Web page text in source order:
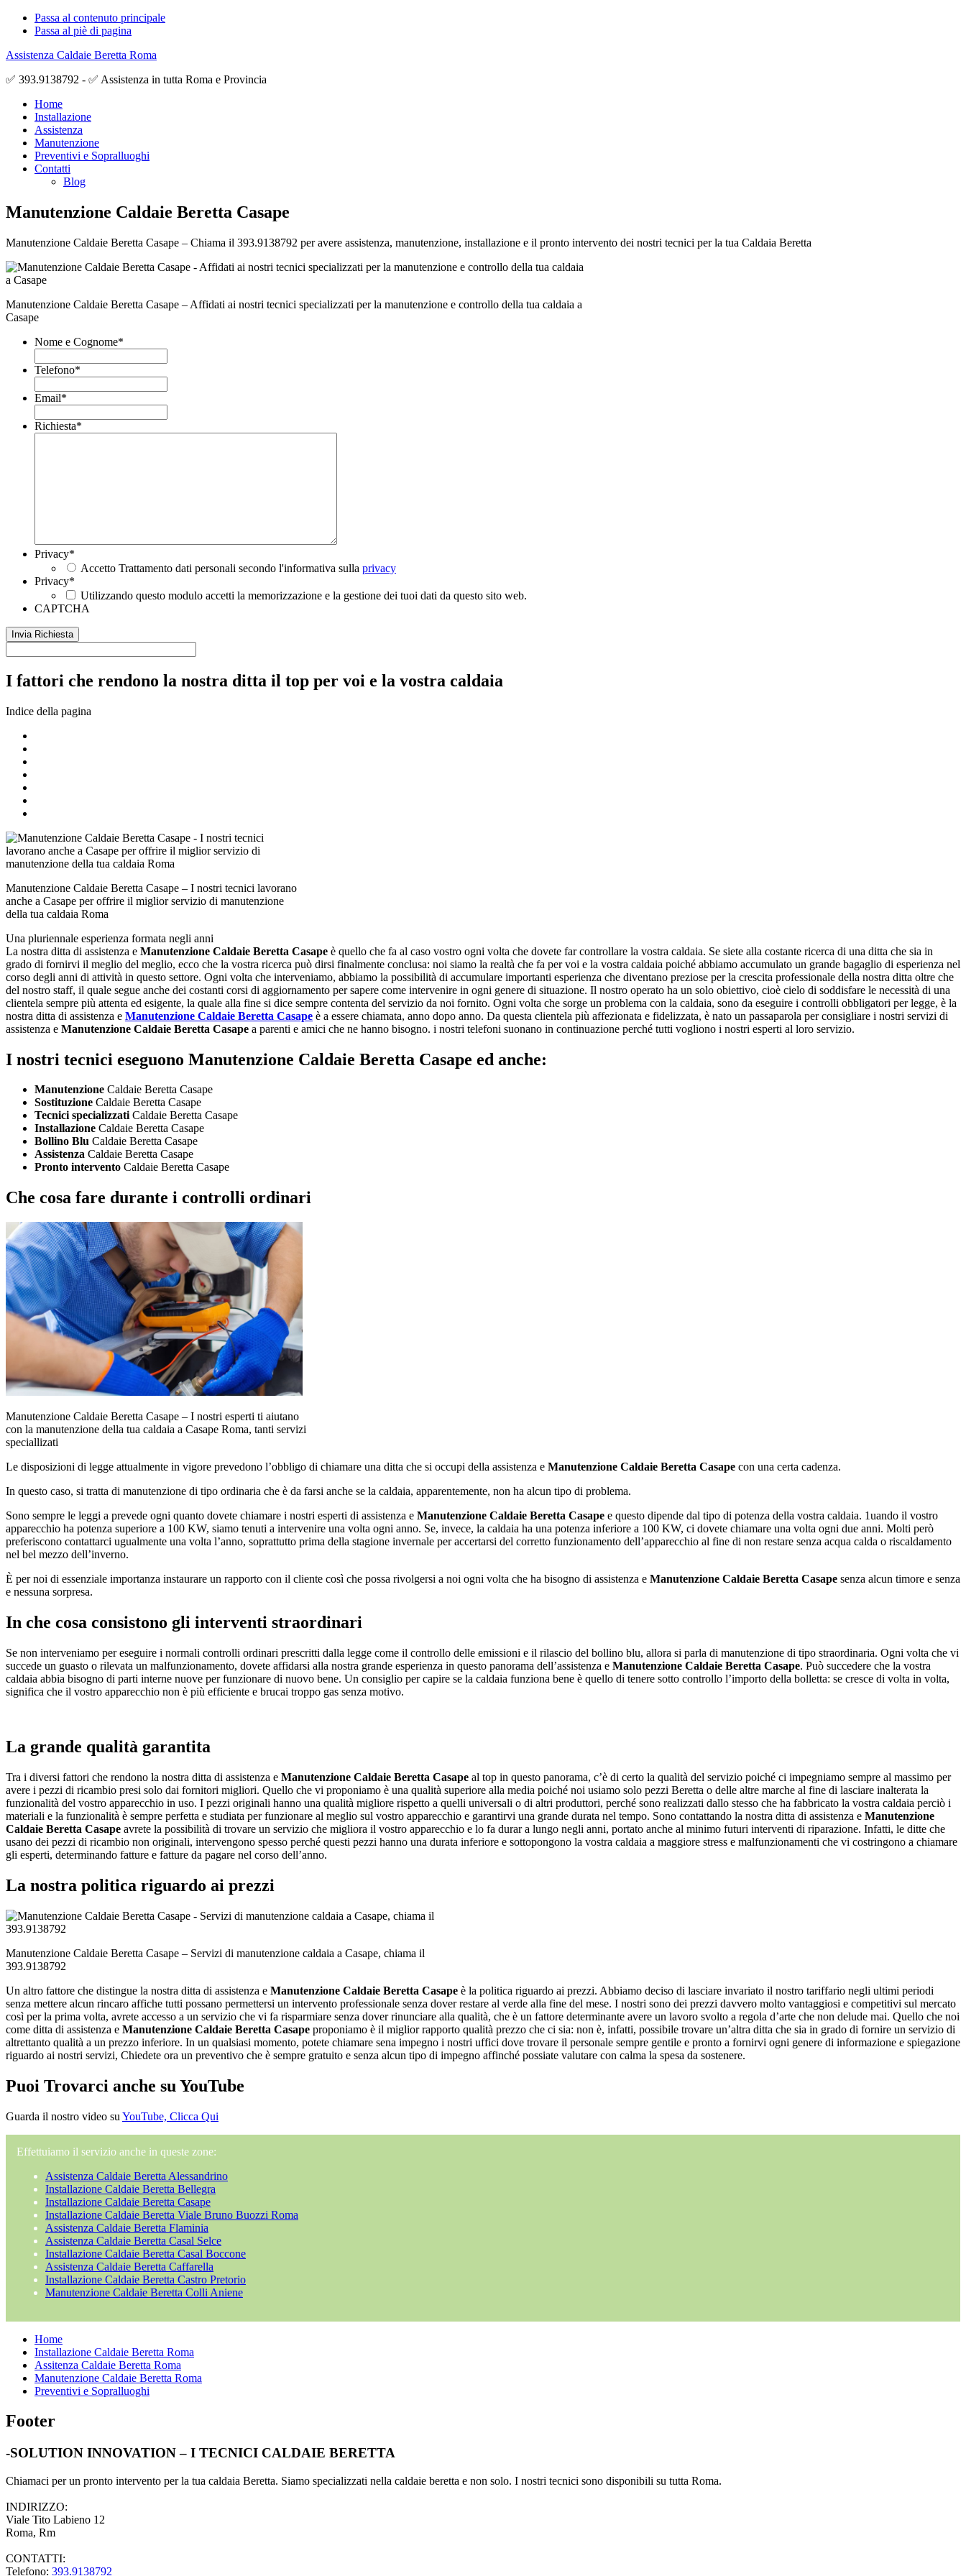
Passa al contenuto principale
Passa al piè di pagina
Assistenza Caldaie Beretta Roma
✅ 393.9138792 - ✅ Assistenza in tutta Roma e Provincia
Home
Installazione
Assistenza
Manutenzione
Preventivi e Sopralluoghi
Contatti
Blog
Manutenzione Caldaie Beretta Casape
Manutenzione Caldaie Beretta Casape – Chiama il 393.9138792 per avere assistenza, manutenzione, installazione e il pronto intervento dei nostri tecnici per la tua Caldaia Beretta
Manutenzione Caldaie Beretta Casape – Affidati ai nostri tecnici specializzati per la manutenzione e controllo della tua caldaia a
Casape
Nome e Cognome*
Telefono*
Email*
Richiesta*
Privacy*
Accetto Trattamento dati personali secondo l'informativa sulla privacy
Privacy*
Utilizzando questo modulo accetti la memorizzazione e la gestione dei tuoi dati da questo sito web.
CAPTCHA
I fattori che rendono la nostra ditta il top per voi e la vostra caldaia
Indice della pagina
Manutenzione Caldaie Beretta Casape – I nostri tecnici lavorano
anche a Casape per offrire il miglior servizio di manutenzione
della tua caldaia Roma
Una pluriennale esperienza formata negli anni
La nostra ditta di assistenza e Manutenzione Caldaie Beretta Casape è quello che fa al caso vostro ogni volta che dovete far controllare la vostra caldaia. Se siete alla costante ricerca di una ditta che sia in
grado di fornirvi il meglio del meglio, ecco che la vostra ricerca può dirsi finalmente conclusa: noi siamo la realtà che fa per voi e la vostra caldaia poiché abbiamo accumulato un grande bagaglio di esperienza nel
corso degli anni di attività in questo settore. Ogni volta che interveniamo, abbiamo la possibilità di accumulare importanti esperienza che diventano preziose per la crescita professionale della nostra ditta oltre che
del nostro staff, il quale segue anche dei costanti corsi di aggiornamento per sapere come intervenire in ogni genere di situazione. Il nostro operato ha un solo obiettivo, cioè cielo di soddisfare le necessità di una
clientela sempre più attenta ed esigente, la quale alla fine si dice sempre contenta del servizio da noi fornito. Ogni volta che sorge un problema con la caldaia, sono da eseguire i controlli obbligatori per legge, è la
nostra ditta di assistenza e Manutenzione Caldaie Beretta Casape è a essere chiamata, anno dopo anno. Da questa clientela più affezionata e fidelizzata, è nato un passaparola per consigliare i nostri servizi di
assistenza e Manutenzione Caldaie Beretta Casape a parenti e amici che ne hanno bisogno. i nostri telefoni suonano in continuazione perché tutti vogliono i nostri esperti al loro servizio.
I nostri tecnici eseguono Manutenzione Caldaie Beretta Casape ed anche:
Manutenzione Caldaie Beretta Casape
Sostituzione Caldaie Beretta Casape
Tecnici specializzatiCaldaie Beretta Casape
Installazione Caldaie Beretta Casape
Bollino Blu Caldaie Beretta Casape
Assistenza Caldaie Beretta Casape
Pronto intervento Caldaie Beretta Casape
Che cosa fare durante i controlli ordinari
Manutenzione Caldaie Beretta Casape – I nostri esperti ti aiutano
con la manutenzione della tua caldaia a Casape Roma, tanti servizi
speciallizati
Le disposizioni di legge attualmente in vigore prevedono l’obbligo di chiamare una ditta che si occupi della assistenza e Manutenzione Caldaie Beretta Casape con una certa cadenza.
In questo caso, si tratta di manutenzione di tipo ordinaria che è da farsi anche se la caldaia, apparentemente, non ha alcun tipo di problema.
Sono sempre le leggi a prevede ogni quanto dovete chiamare i nostri esperti di assistenza e Manutenzione Caldaie Beretta Casape e questo dipende dal tipo di potenza della vostra caldaia. 1uando il vostro
apparecchio ha potenza superiore a 100 KW, siamo tenuti a intervenire una volta ogni anno. Se, invece, la caldaia ha una potenza inferiore a 100 KW, ci dovete chiamare una volta ogni due anni. Molti però
preferiscono contattarci ugualmente una volta l’anno, soprattutto prima della stagione invernale per accertarsi del corretto funzionamento dell’apparecchio al fine di non restare senza acqua calda o riscaldamento
nel bel mezzo dell’inverno.
È per noi di essenziale importanza instaurare un rapporto con il cliente così che possa rivolgersi a noi ogni volta che ha bisogno di assistenza e Manutenzione Caldaie Beretta Casape senza alcun timore e senza
e nessuna sorpresa.
In che cosa consistono gli interventi straordinari
Se non interveniamo per eseguire i normali controlli ordinari prescritti dalla legge come il controllo delle emissioni e il rilascio del bollino blu, allora si parla di manutenzione di tipo straordinaria. Ogni volta che vi
succede un guasto o rilevata un malfunzionamento, dovete affidarsi alla nostra grande esperienza in questo panorama dell’assistenza e Manutenzione Caldaie Beretta Casape. Può succedere che la vostra
caldaia abbia bisogno di parti interne nuove per funzionare di nuovo bene. Un consiglio per capire se la caldaia funziona bene è quello di tenere sotto controllo l’importo della bolletta: se cresce di volta in volta,
significa che il vostro apparecchio non è più efficiente e brucai troppo gas senza motivo.
La grande qualità garantita
Tra i diversi fattori che rendono la nostra ditta di assistenza e Manutenzione Caldaie Beretta Casape al top in questo panorama, c’è di certo la qualità del servizio poiché ci impegniamo sempre al massimo per
avere i pezzi di ricambio presi solo dai fornitori migliori. Quello che vi proponiamo è una qualità superiore alla media poiché noi usiamo solo pezzi Beretta o delle altre marche al fine di lasciare inalterata la
funzionalità del vostro apparecchio in uso. I pezzi originali hanno una qualità migliore rispetto a quelli universali o di altri produttori, perché sono realizzati dallo stesso che ha fabbricato la vostra caldaia perciò i
materiali e la funzionalità è sempre perfetta e studiata per funzionare al meglio sul vostro apparecchio e garantirvi una grande durata nel tempo. Sono contattando la nostra ditta di assistenza e Manutenzione
Caldaie Beretta Casape avrete la possibilità di trovare un servizio che migliora il vostro apparecchio e lo fa durar a lungo negli anni, portato anche al minimo futuri interventi di riparazione. Infatti, le ditte che
usano dei pezzi di ricambio non originali, intervengono spesso perché questi pezzi hanno una durata inferiore e sottopongono la vostra caldaia a maggiore stress e malfunzionamenti che vi costringono a chiamare
gli esperti, determinando fatture e fatture da pagare nel corso dell’anno.
La nostra politica riguardo ai prezzi
Manutenzione Caldaie Beretta Casape – Servizi di manutenzione caldaia a Casape, chiama il
393.9138792
Un altro fattore che distingue la nostra ditta di assistenza e Manutenzione Caldaie Beretta Casape è la politica riguardo ai prezzi. Abbiamo deciso di lasciare invariato il nostro tariffario negli ultimi periodi
senza mettere alcun rincaro affiche tutti possano permettersi un intervento professionale senza dover restare al verde alla fine del mese. I nostri sono dei prezzi davvero molto vantaggiosi e competitivi sul mercato
così per la prima volta, avrete accesso a un servizio che vi fa risparmiare senza dover rinunciare alla qualità, che è un fattore determinante avere un lavoro svolto a regola d’arte che non delude mai. Quello che noi
come ditta di assistenza e Manutenzione Caldaie Beretta Casape proponiamo è il miglior rapporto qualità prezzo che ci sia: non è, infatti, possibile trovare un’altra ditta che sia in grado di fornire un servizio di
altrettanto qualità a un prezzo inferiore. In un qualsiasi momento, potete chiamare sena impegno i nostri uffici dove trovare il personale sempre gentile e pronto a fornirvi ogni genere di informazione e spiegazione
riguardo ai nostri servizi, Chiedete ora un preventivo che è sempre gratuito e senza alcun tipo di impegno affinché possiate valutare con calma la spesa da sostenere.
Puoi Trovarci anche su YouTube
Guarda il nostro video su YouTube, Clicca Qui
Effettuiamo il servizio anche in queste zone:
Assistenza Caldaie Beretta Alessandrino
Installazione Caldaie Beretta Bellegra
Installazione Caldaie Beretta Casape
Installazione Caldaie Beretta Viale Bruno Buozzi Roma
Assistenza Caldaie Beretta Flaminia
Assistenza Caldaie Beretta Casal Selce
Installazione Caldaie Beretta Casal Boccone
Assistenza Caldaie Beretta Caffarella
Installazione Caldaie Beretta Castro Pretorio
Manutenzione Caldaie Beretta Colli Aniene
Home
Installazione Caldaie Beretta Roma
Assitenza Caldaie Beretta Roma
Manutenzione Caldaie Beretta Roma
Preventivi e Sopralluoghi
Footer
-SOLUTION INNOVATION – I TECNICI CALDAIE BERETTA
Chiamaci per un pronto intervento per la tua caldaia Beretta. Siamo specializzati nella caldaie beretta e non solo. I nostri tecnici sono disponibili su tutta Roma.
INDIRIZZO:
Viale Tito Labieno 12
Roma, Rm
CONTATTI:
Telefono: 393.9138792